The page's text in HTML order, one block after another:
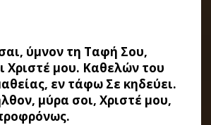
ύμνον τη Ταφή Σου,
Χριστέ μου. Καθελών του
εν τάφω Σε κηδεύει.
μύρα σοι, Χριστέ μου,